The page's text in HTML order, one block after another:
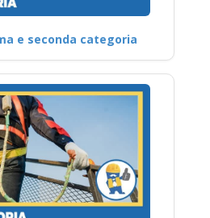
e seconda categoria